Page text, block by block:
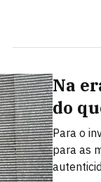
Na
do
Para o
para as